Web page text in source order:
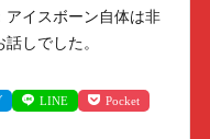
アイスボーン自体は非
しでした。
LINE Pocket